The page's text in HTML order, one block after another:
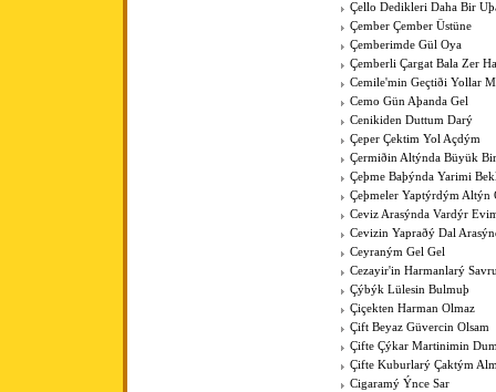
Çello Dedikleri Daha Bir
Çember Çember Üstüne
Çemberimde Gül Oya
Çemberli Çargat Bala Zer
Cemile'min Geçtiði Yollar
Cemo Gün Aþanda Gel
Cenikiden Duttum Darý
Çeper Çektim Yol Açdým
Çermiðin Altýnda Büyük
Çeþme Baþýnda Yarimi
Çeþmeler Yaptýrdým Altýn
Ceviz Arasýnda Vardýr
Cevizin Yapraðý Dal
Ceyraným Gel Gel
Cezayir'in Harmanlarý
Çýbýk Lülesin Bulmuþ
Çiçekten Harman Olmaz
Çift Beyaz Güvercin Olsam
Çifte Çýkar Martinimin
Çifte Kuburlarý Çaktým
Cigaramý Ýnce Sar